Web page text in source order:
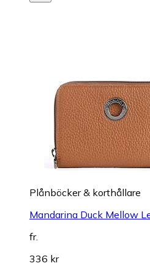
Plånböcker & korthållare
Mandarina Duck Mellow
fr.
336 kr